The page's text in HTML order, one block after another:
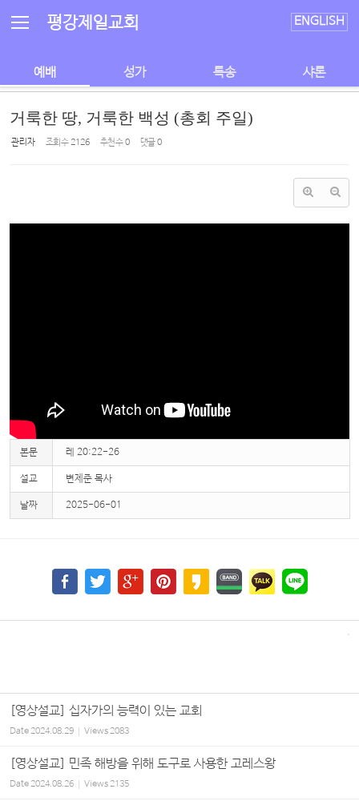
평강제일교회 ENGLISH
예배 성가 특송 샤론
거룩한 땅, 거룩한 백성 (총회 주일)
관리자 조회 수2126 추천 수0 댓글0
본문 레 20:22-26
설교 변제준 목사
날짜 2025-06-01
[영상설교] 십자가의 능력이 있는 교회
Date2024.08.29 Views2083
[영상설교] 민족 해방을 위해 도구로 사용한 고레스왕
Date2024.08.26 Views2135